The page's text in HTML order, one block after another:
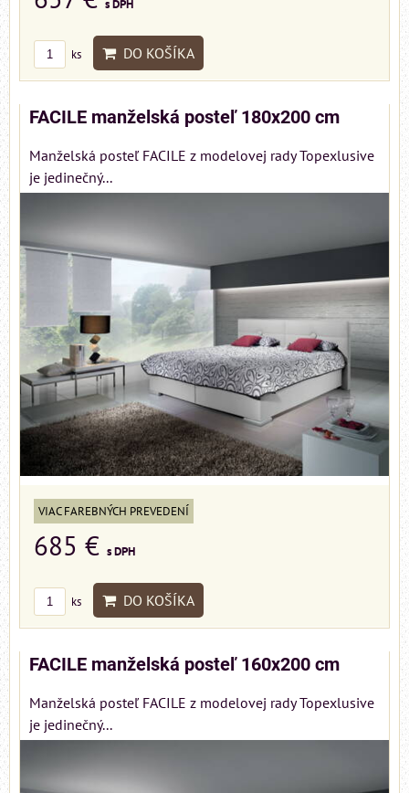
s DPH
ks DO KOŠÍKA
FACILE manželská posteľ 180x200 cm
Manželská posteľ FACILE z modelovej rady Topexlusive
je jedinečný...
VIAC FAREBNÝCH PREVEDENÍ
685 € s DPH
ks DO KOŠÍKA
FACILE manželská posteľ 160x200 cm
Manželská posteľ FACILE z modelovej rady Topexlusive
je jedinečný...